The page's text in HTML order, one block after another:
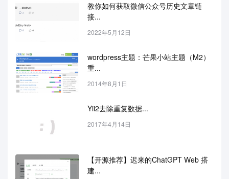
教你如何获取微信公众号历史文章链
接...
2022年5月12日
wordpress主题：芒果小站主题（M2）
重...
2014年8月1日
Yii2去除重复数据...
2017年4月14日
【开源推荐】迟来的ChatGPT Web 搭
建...